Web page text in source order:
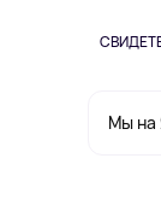
Мы на